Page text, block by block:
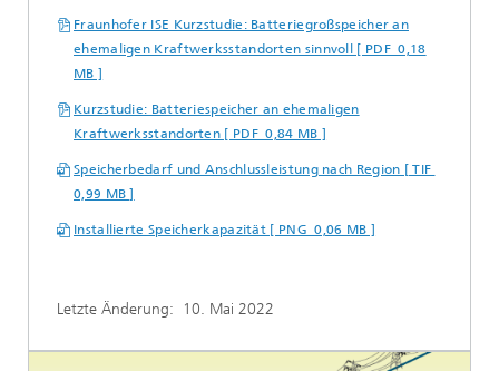
Fraunhofer ISE Kurzstudie: Batteriegroßspeicher an
ehemaligen Kraftwerksstandorten sinnvoll [ PDF 0,18
MB ]
Kurzstudie: Batteriespeicher an ehemaligen
Kraftwerksstandorten [ PDF 0,84 MB ]
Speicherbedarf und Anschlussleistung nach Region [ TIF
0,99 MB ]
Installierte Speicherkapazität [ PNG 0,06 MB ]
Letzte Änderung: 10. Mai 2022